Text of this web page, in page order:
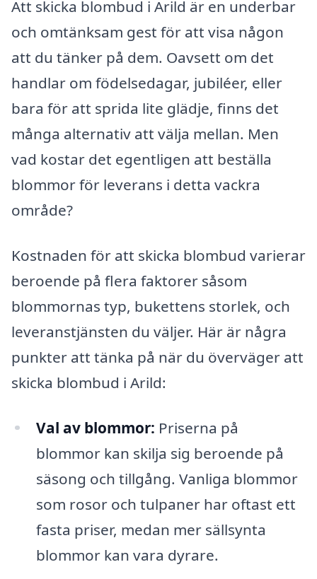
Att skicka blombud i Arild är en underbar
och omtänksam gest för att visa någon
att du tänker på dem. Oavsett om det
handlar om födelsedagar, jubiléer, eller
bara för att sprida lite glädje, finns det
många alternativ att välja mellan. Men
vad kostar det egentligen att beställa
blommor för leverans i detta vackra
område?
Kostnaden för att skicka blombud varierar
beroende på flera faktorer såsom
blommornas typ, bukettens storlek, och
leveranstjänsten du väljer. Här är några
punkter att tänka på när du överväger att
skicka blombud i Arild:
Val av blommor: Priserna på
blommor kan skilja sig beroende på
säsong och tillgång. Vanliga blommor
som rosor och tulpaner har oftast ett
fasta priser, medan mer sällsynta
blommor kan vara dyrare.